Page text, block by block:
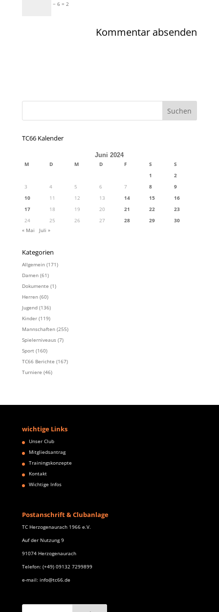
− 6 = 2
TC66 Kalender
Juni 2024
M D M D F S
S
1
2
3
4 5 6 7 8
9
10
11 12 13 14 15
16
17
18 19 20 21 22
23
24
25 26 27 28 29
30
« Mai
Juli »
Kategorien
Allgemein(171)
Damen(61)
Dokumente (1)
Herren(60)
Jugend(136)
Kinder(119)
Mannschaften(255)
Spielerniveaus(7)
Sport(160)
TC66 Berichte (167)
Turniere (46)
wichtige Links
Unser Club
Mitgliedsantrag
Trainingskonzepte
Kontakt
Wichtige Infos
Postanschrift & Clubanlage
TC Herzogenaurach 1966 e.V.
Auf der Nutzung 9
91074 Herzogenaurach
Telefon: (+49) 09132 7299899
e-mail: info@tc66.de